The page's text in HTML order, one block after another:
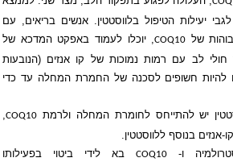
יעילות הטיפול בלווסטטין. אנשים בריאים, עם
של COQ10, יוכלו לעמוד באפקט המדכא של
חולי לב עם רמות נמוכות של קו אנזים (הנובעות
חשופים לסכנה של החמרת המחלה עד כדי
יש להתייחס לחומרת המחלה ולרמת COQ10
בנוסף ללווסטטין.
ו- COQ10 בא לידי ביטוי בפעילותו